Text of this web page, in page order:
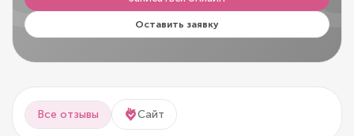
Оставить заявку
Все отзывы Сайт